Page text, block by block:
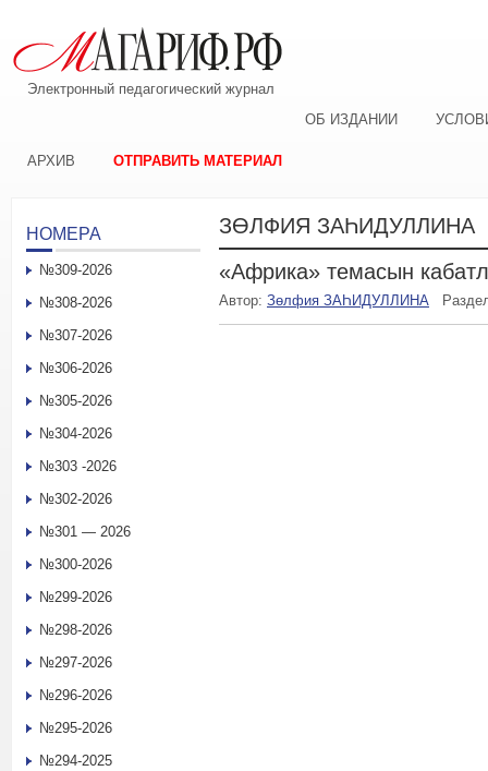
Электронный педагогический журнал
ОБ ИЗДАНИИ
АРХИВ ОТПРАВИТЬ МАТЕРИАЛ
ЗӨЛФИЯ ЗАҺИДУЛЛИНА
«Африка» темасын
Автор: Зөлфия ЗАҺИДУЛЛИНА
НОМЕРА
№309-2026
№308-2026
№307-2026
№306-2026
№305-2026
№304-2026
№303 -2026
№302-2026
№301 — 2026
№300-2026
№299-2026
№298-2026
№297-2026
№296-2026
№295-2026
№294-2025